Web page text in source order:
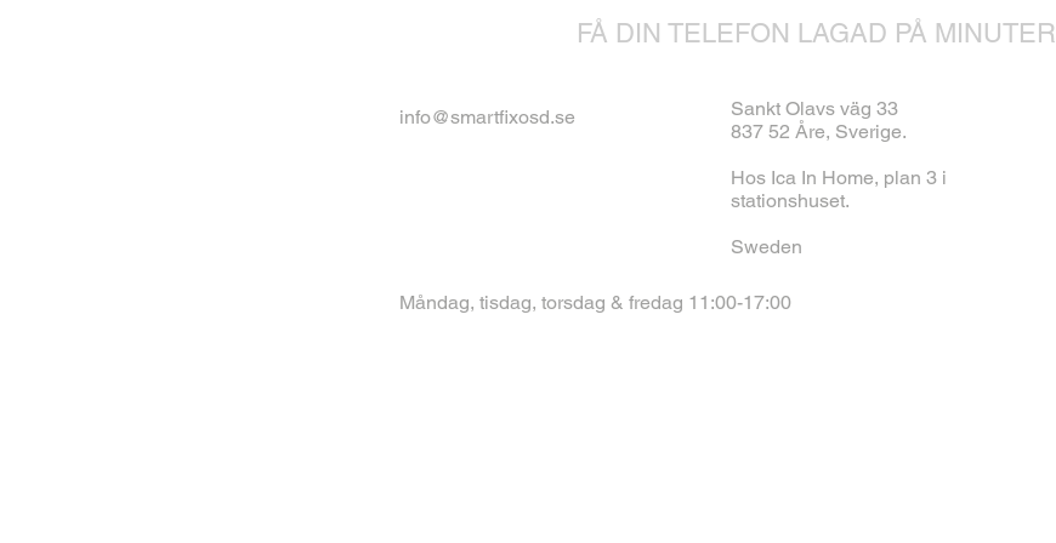
FÅ DIN TELEFON LAGAD PÅ MINUTER
info@smartfixosd.se
Sankt Olavs väg 33
837 52 Åre, Sverige.
Hos Ica In Home, plan 3 i
stationshuset.
Sweden
Måndag, tisdag, torsdag & fredag 11:00-17:00